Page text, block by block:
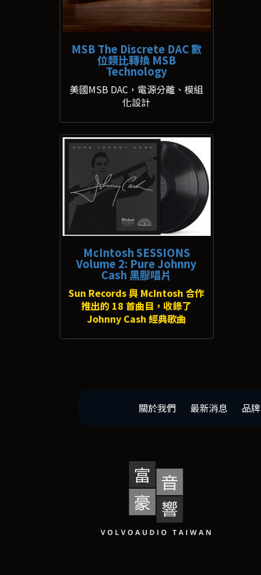
MSB The Discrete DAC 數
位類比轉換 MSB
Technology
美國MSB DAC，電源分離、模組
化設計
McIntosh SESSIONS
Volume 2: Pure Johnny
Cash 黑膠唱片
Sun Records 與 McIntosh 合作
推出的 18 首曲目，收錄了
Johnny Cash 經典歌曲
關於我們 最新消息 品牌